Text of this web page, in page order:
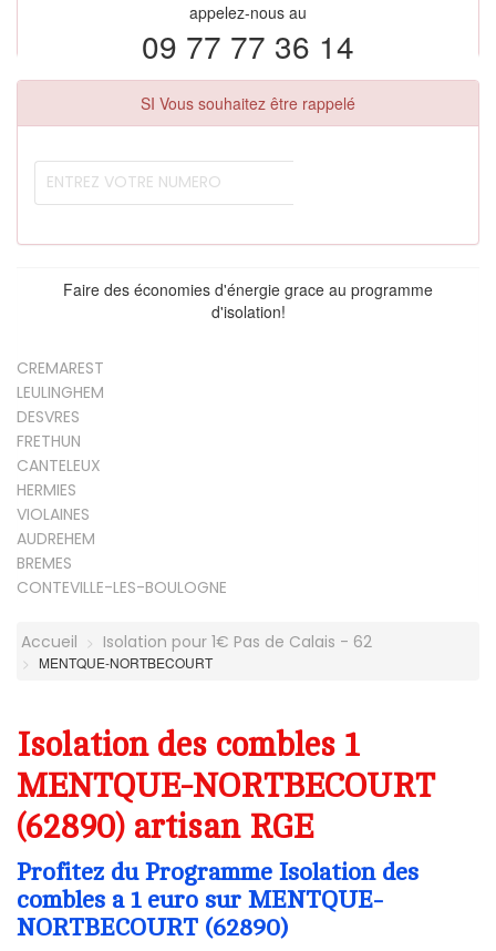
appelez-nous au
09 77 77 36 14
SI Vous souhaitez être rappelé
Faire des économies d'énergie grace au programme
d'isolation!
CREMAREST
LEULINGHEM
DESVRES
FRETHUN
CANTELEUX
HERMIES
VIOLAINES
AUDREHEM
BREMES
CONTEVILLE-LES-BOULOGNE
Accueil Isolation pour 1€ Pas de Calais - 62
MENTQUE-NORTBECOURT
Isolation des combles 1
MENTQUE-NORTBECOURT
(62890) artisan RGE
Profitez du Programme Isolation des
combles a 1 euro sur MENTQUE-
NORTBECOURT (62890)